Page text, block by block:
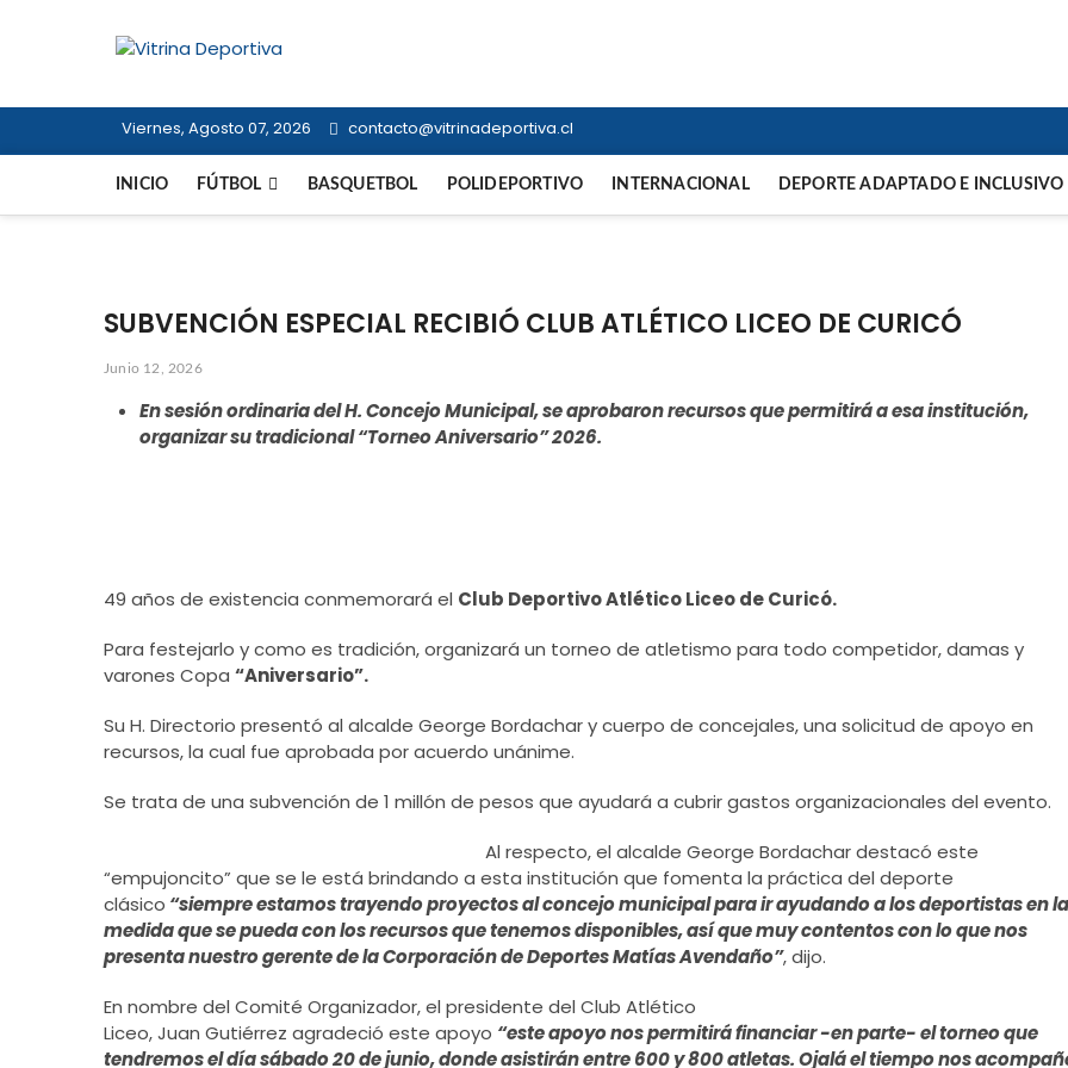
Viernes, Agosto 07, 2026 contacto@vitrinadeportiva.cl
INICIO FÚTBOL BASQUETBOL POLIDEPORTIVO INTERNACIONAL DEPORTE ADAPTADO E INCLUSIVO
SUBVENCIÓN ESPECIAL RECIBIÓ CLUB ATLÉTICO LICEO DE CURICÓ
Junio 12, 2026
En sesión ordinaria del H. Concejo Municipal, se aprobaron recursos que permitirá a esa institución,
organizar su tradicional “Torneo Aniversario” 2026.
49 años de existencia conmemorará el Club Deportivo Atlético Liceo de Curicó.
Para festejarlo y como es tradición, organizará un torneo de atletismo para todo competidor, damas y
varones Copa “Aniversario”.
Su H. Directorio presentó al alcalde George Bordachar y cuerpo de concejales, una solicitud de apoyo en
recursos, la cual fue aprobada por acuerdo unánime.
Se trata de una subvención de 1 millón de pesos que ayudará a cubrir gastos organizacionales del evento.
Al respecto, el alcalde George Bordachar destacó este
“empujoncito” que se le está brindando a esta institución que fomenta la práctica del deporte
clásico “siempre estamos trayendo proyectos al concejo municipal para ir ayudando a los deportistas en la
medida que se pueda con los recursos que tenemos disponibles, así que muy contentos con lo que nos
presenta nuestro gerente de la Corporación de Deportes Matías Avendaño”, dijo.
En nombre del Comité Organizador, el presidente del Club Atlético
Liceo, Juan Gutiérrez agradeció este apoyo “este apoyo nos permitirá financiar -en parte- el torneo que
tendremos el día sábado 20 de junio, donde asistirán entre 600 y 800 atletas. Ojalá el tiempo nos